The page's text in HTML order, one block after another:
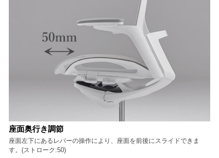
座面奥行き調節
座面左下にあるレバーの操作により、座面を前後にスライドできま
す。(ストローク:50)